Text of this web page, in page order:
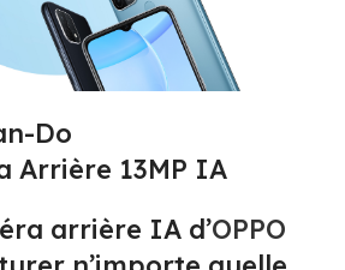
Do
Arrière 13MP IA
arrière IA d’OPPO